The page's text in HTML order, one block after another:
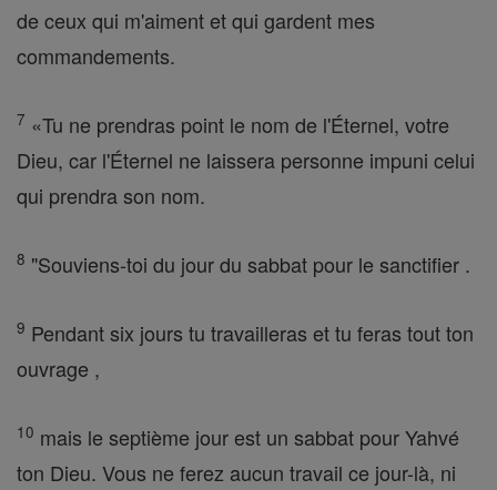
de ceux qui m'aiment et qui gardent mes
commandements.
7 «Tu ne prendras point le nom de l'Éternel, votre
Dieu, car l'Éternel ne laissera personne impuni celui
qui prendra son nom.
8 "Souviens-toi du jour du sabbat pour le sanctifier .
9 Pendant six jours tu travailleras et tu feras tout ton
ouvrage ,
10 mais le septième jour est un sabbat pour Yahvé
ton Dieu. Vous ne ferez aucun travail ce jour-là, ni